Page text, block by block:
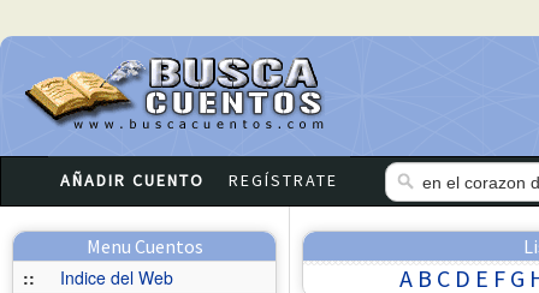
AÑADIR CUENTO REGÍSTRATE
Menu Cuentos
::
Indice del Web
A B C D E F G